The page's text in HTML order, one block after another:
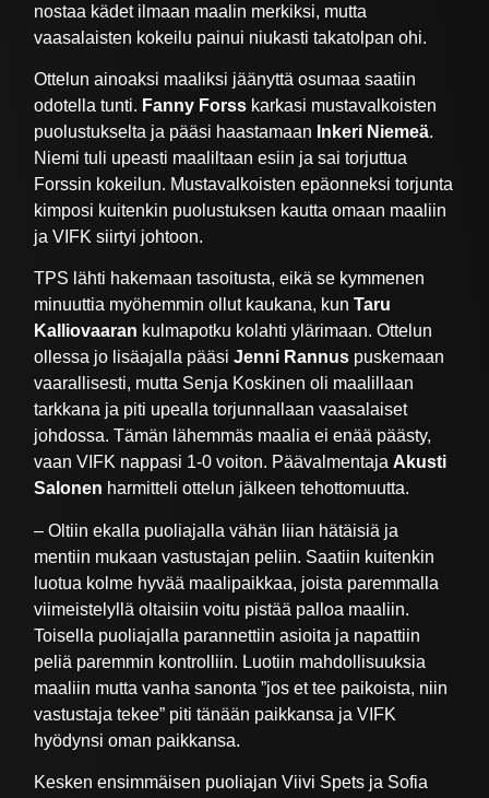
nostaa kädet ilmaan maalin merkiksi, mutta
vaasalaisten kokeilu painui niukasti takatolpan ohi.
Ottelun ainoaksi maaliksi jäänyttä osumaa saatiin
odotella tunti. Fanny Forss karkasi mustavalkoisten
puolustukselta ja pääsi haastamaan Inkeri Niemeä.
Niemi tuli upeasti maaliltaan esiin ja sai torjuttua
Forssin kokeilun. Mustavalkoisten epäonneksi torjunta
kimposi kuitenkin puolustuksen kautta omaan maaliin
ja VIFK siirtyi johtoon.
TPS lähti hakemaan tasoitusta, eikä se kymmenen
minuuttia myöhemmin ollut kaukana, kunTaru
Kalliovaaran kulmapotku kolahti ylärimaan. Ottelun
ollessa jo lisäajalla pääsiJenni Rannus puskemaan
vaarallisesti, mutta Senja Koskinen oli maalillaan
tarkkana ja piti upealla torjunnallaan vaasalaiset
johdossa. Tämän lähemmäs maalia ei enää päästy,
vaan VIFK nappasi 1-0 voiton. Päävalmentaja Akusti
Salonen harmitteli ottelun jälkeen tehottomuutta.
– Oltiin ekalla puoliajalla vähän liian hätäisiä ja
mentiin mukaan vastustajan peliin. Saatiin kuitenkin
luotua kolme hyvää maalipaikkaa, joista paremmalla
viimeistelyllä oltaisiin voitu pistää palloa maaliin.
Toisella puoliajalla parannettiin asioita ja napattiin
peliä paremmin kontrolliin. Luotiin mahdollisuuksia
maaliin mutta vanha sanonta ”jos et tee paikoista, niin
vastustaja tekee” piti tänään paikkansa ja VIFK
hyödynsi oman paikkansa.
Kesken ensimmäisen puoliajan Viivi Spets ja Sofia